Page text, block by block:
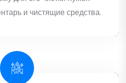
и чистящие средства.